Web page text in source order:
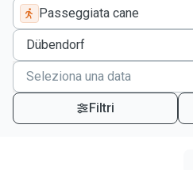
Passeggiata cane
Filtri